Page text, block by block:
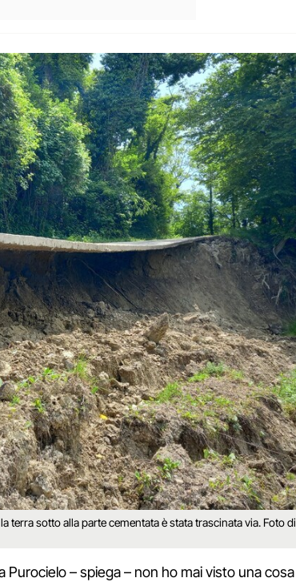
terra sotto alla parte cementata è stata trascinata via. Foto di
Purocielo – spiega – non ho mai visto una cosa